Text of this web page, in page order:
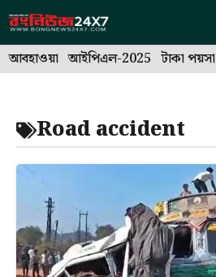
Skip
to
content
আবহাওয়া আইপিএল-2025 টাকা পয়সা
Road accident